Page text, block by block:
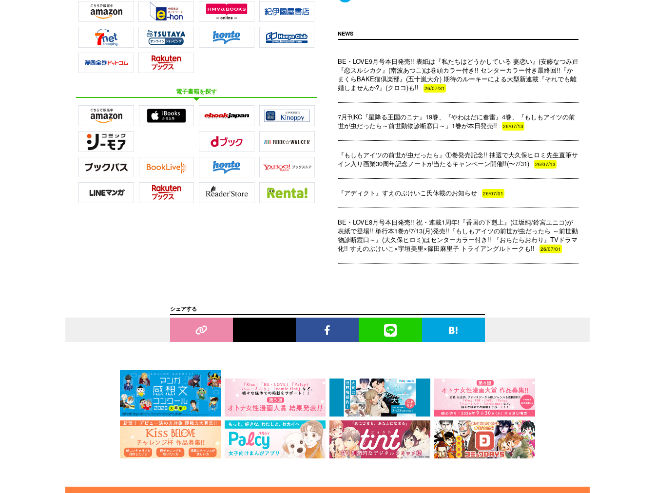
電子書籍を探す
NEWS
BE・LOVE9月号本日発売!! 表紙は『私たちはどうかしている 妻恋い』(安藤なつみ)!!
『恋スルシカク』(南波あつこ)は巻頭カラー付き!! センターカラー付き最終回!!『か
まくらBAKE猫倶楽部』(五十嵐大介) 期待のルーキーによる大型新連載『それでも離
婚しませんか?』(クロコ)も!!
26/07/31
7月刊KC『星降る王国のニナ』19巻、『やわはだに春雷』4巻、『もしもアイツの前
世が虫だったら～前世動物診断窓口～』1巻が本日発売!!
26/07/13
『もしもアイツの前世が虫だったら』①巻発売記念!! 抽選で大久保ヒロミ先生直筆サ
イン入り画業30周年記念ノートが当たるキャンペーン開催!!(〜7/31)
26/07/13
『アディクト』すえのぶけいこ氏休載のお知らせ 26/07/01
BE・LOVE8月号本日発売!! 祝・連載1周年!『香国の下剋上』(江坂純/鈴宮ユニコ)が
表紙で登場!! 単行本1巻が7/13(月)発売!!『もしもアイツの前世が虫だったら ～前世動
物診断窓口～』(大久保ヒロミ)はセンターカラー付き!! 『おちたらおわり』TVドラマ
化!! すえのぶけいこ×宇垣美里×篠田麻里子 トライアングルトークも!!
26/07/01
シェアする